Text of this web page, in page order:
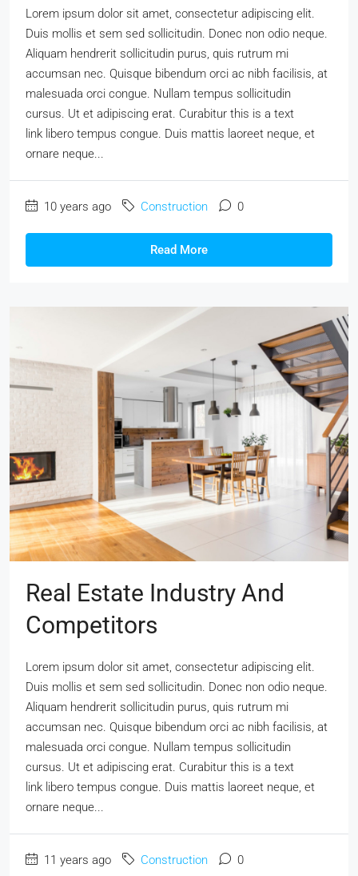
Lorem ipsum dolor sit amet, consectetur adipiscing elit.
Duis mollis et sem sed sollicitudin. Donec non odio neque.
Aliquam hendrerit sollicitudin purus, quis rutrum mi
accumsan nec. Quisque bibendum orci ac nibh facilisis, at
malesuada orci congue. Nullam tempus sollicitudin
cursus. Ut et adipiscing erat. Curabitur this is a text
link libero tempus congue. Duis mattis laoreet neque, et
ornare neque...
10 years ago Construction 0
Read More
Real Estate Industry And
Competitors
Lorem ipsum dolor sit amet, consectetur adipiscing elit.
Duis mollis et sem sed sollicitudin. Donec non odio neque.
Aliquam hendrerit sollicitudin purus, quis rutrum mi
accumsan nec. Quisque bibendum orci ac nibh facilisis, at
malesuada orci congue. Nullam tempus sollicitudin
cursus. Ut et adipiscing erat. Curabitur this is a text
link libero tempus congue. Duis mattis laoreet neque, et
ornare neque...
11 years ago Construction 0